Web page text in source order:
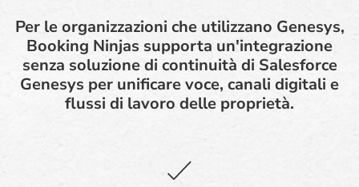
Per le organizzazioni che utilizzano Genesys,
Booking Ninjas supporta un'integrazione
senza soluzione di continuità di Salesforce
Genesys per unificare voce, canali digitali e
flussi di lavoro delle proprietà.